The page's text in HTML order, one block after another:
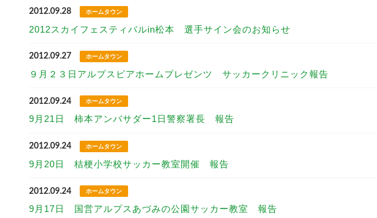
2012.09.28 ホームタウン
2012スカイフェスティバルin松本 選手サイン会のお知らせ
2012.09.27 ホームタウン
９月２３日アルプスピアホームプレゼンツ サッカークリニック報告
2012.09.24 ホームタウン
9月21日 柿本アンバサダー1日警察署長 報告
2012.09.24 ホームタウン
9月20日 桔梗小学校サッカー教室開催 報告
2012.09.24 ホームタウン
9月17日 国営アルプスあづみの公園サッカー教室 報告